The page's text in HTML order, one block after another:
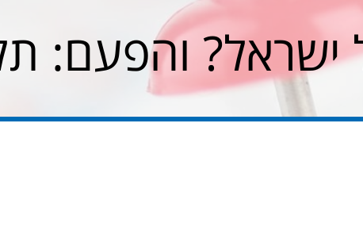
ישראל? והפעם: